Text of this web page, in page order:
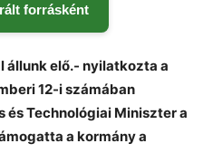
forrásként
állunk elő.- nyilatkozta a
12-i számában
és Technológiai Miniszter a
a kormány a